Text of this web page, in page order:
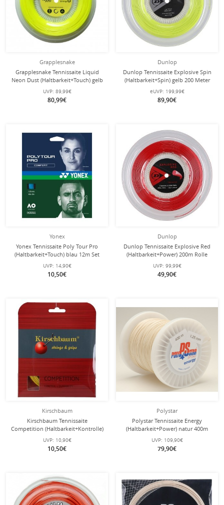
Grapplesnake
Grapplesnake Tennissaite Liquid
Neon Dust (Haltbarkeit+Touch) gelb
200m Rolle
UVP: 89,99€
80,99€
Dunlop
Dunlop Tennissaite Explosive Spin
(Haltbarkeit+Spin) gelb 200 Meter
Rolle
eUVP: 199,99€
89,90€
Yonex
Yonex Tennissaite Poly Tour Pro
(Haltbarkeit+Touch) blau 12m Set
UVP: 14,90€
10,50€
Dunlop
Dunlop Tennissaite Explosive Red
(Haltbarkeit+Power) 200m Rolle
UVP: 99,99€
49,90€
Kirschbaum
Kirschbaum Tennissaite
Competition (Haltbarkeit+Kontrolle)
gelb 12m Set
UVP: 10,90€
10,50€
Polystar
Polystar Tennissaite Energy
(Haltbarkeit+Power) natur 400m
Rolle
UVP: 109,90€
79,90€